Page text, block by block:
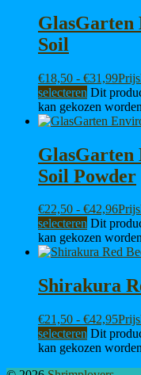
Soil
€18,50 - €31,99
selecteren Dit
kan gekozen
Soil Powder
€22,50 - €42,96
selecteren Dit
kan gekozen
Shirakura
€21,50 - €42,95
selecteren Dit
kan gekozen